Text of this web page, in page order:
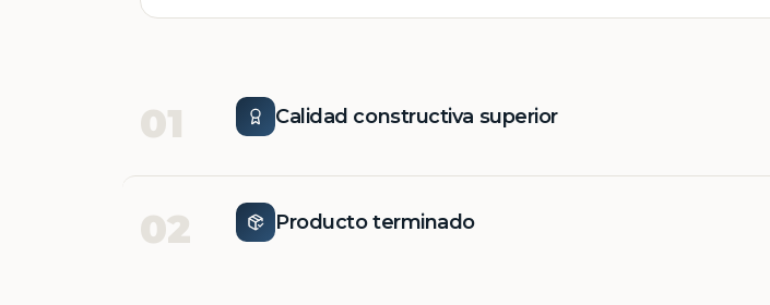
01 Calidad constructiva superior
02 Producto terminado